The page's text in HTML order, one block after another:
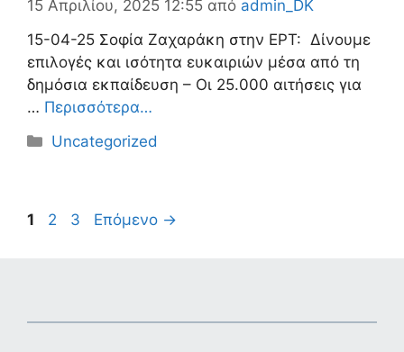
15 Απριλίου, 2025 12:55 από admin_DK
15-04-25 Σοφία Ζαχαράκη στην ΕΡΤ: Δίνουμε
επιλογές και ισότητα ευκαιριών μέσα από τη
δημόσια εκπαίδευση – Οι 25.000 αιτήσεις για
… Περισσότερα…
Κατηγορίες
Uncategorized
Σελίδα
1 Σελίδα
2 Σελίδα
3 Επόμενο →